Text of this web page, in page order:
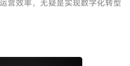
营效率，无疑是实现数字化转型